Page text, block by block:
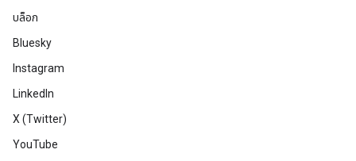
บล็อก
Bluesky
Instagram
LinkedIn
X (Twitter)
YouTube